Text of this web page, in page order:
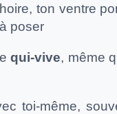
ton ventre
poser
qui-vive, même
toi-même,